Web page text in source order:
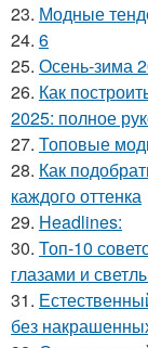
23. Модные
24. 6
25. Осень-зима
26. Как
2025: полное
27. Топовые
28. Как
каждого оттенка
29. Headlines:
30. Топ-10
глазами и
31.
без